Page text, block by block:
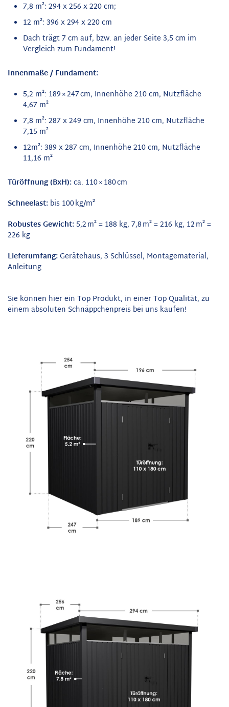
7,8 m²: 294 x 256 x 220 cm;
12 m²: 396 x 294 x 220 cm
Dach trägt 7 cm auf, bzw. an jeder Seite 3,5 cm im
Vergleich zum Fundament!
Innenmaße / Fundament:
5,2 m²: 189 × 247 cm, Innenhöhe 210 cm, Nutzfläche
4,67 m²
7,8 m²: 287 x 249 cm, Innenhöhe 210 cm, Nutzfläche
7,15 m²
12m²: 389 x 287 cm, Innenhöhe 210 cm, Nutzfläche
11,16 m²
Türöffnung (BxH):ca. 110 × 180 cm
Schneelast: bis 100 kg/m²
Robustes Gewicht:5,2 m² = 188 kg, 7,8 m² = 216 kg, 12 m² =
226 kg
Lieferumfang:Gerätehaus, 3 Schlüssel, Montagematerial,
Anleitung
Sie können hier ein Top Produkt, in einer Top Qualität, zu
einem absoluten Schnäppchenpreis bei uns kaufen!